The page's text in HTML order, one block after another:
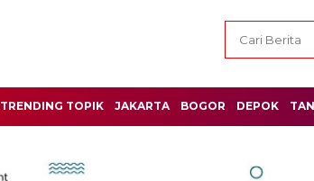
TRENDING TOPIK JAKARTA BOGOR DEPOK